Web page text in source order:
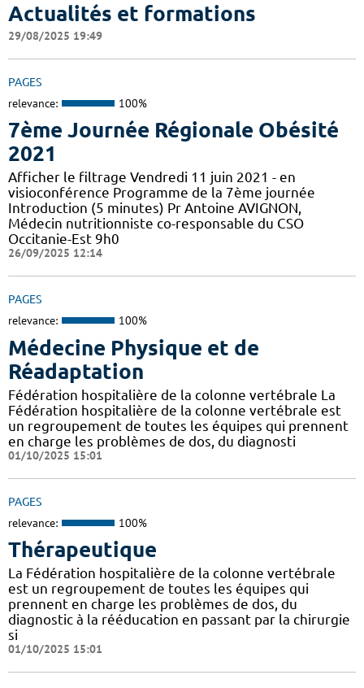
Actualités et formations
29/08/2025 19:49
PAGES
relevance: 100%
7ème Journée Régionale Obésité
2021
Afficher le filtrage Vendredi 11 juin 2021 - en
visioconférence Programme de la 7ème journée
Introduction (5 minutes) Pr Antoine AVIGNON,
Médecin nutritionniste co-responsable du CSO
Occitanie-Est 9h0
26/09/2025 12:14
PAGES
relevance: 100%
Médecine Physique et de
Réadaptation
Fédération hospitalière de la colonne vertébrale La
Fédération hospitalière de la colonne vertébrale est
un regroupement de toutes les équipes qui prennent
en charge les problèmes de dos, du diagnosti
01/10/2025 15:01
PAGES
relevance: 100%
Thérapeutique
La Fédération hospitalière de la colonne vertébrale
est un regroupement de toutes les équipes qui
prennent en charge les problèmes de dos, du
diagnostic à la rééducation en passant par la chirurgie
si
01/10/2025 15:01